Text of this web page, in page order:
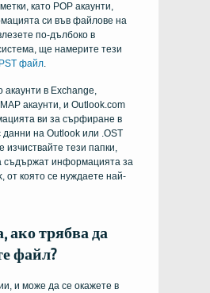
като POP акаунти,
си във файлове на
по-дълбоко в
ще намерите тези
файл.
акаунти в Exchange,
акаунти, и Outlook.com
ви за сърфиране в
на Outlook или .OST
изчиствайте тези папки,
съдържат информацията за
от която се нуждаете най-
ако трябва да
файл?
и може да се окажете в